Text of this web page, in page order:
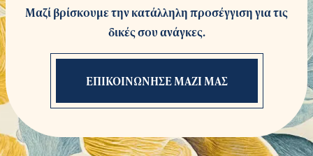
Μαζί βρίσκουμε την κατάλληλη προσέγγιση για τις
δικές σου ανάγκες.
ΕΠΙΚΟΙΝΩΝΗΣΕ ΜΑΖΙ ΜΑΣ